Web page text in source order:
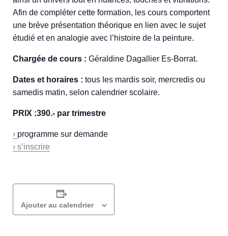
Afin de compléter cette formation, les cours comportent
une brève présentation théorique en lien avec le sujet
étudié et en analogie avec l’histoire de la peinture.
Chargée de cours : Géraldine Dagallier Es-Borrat.
Dates et horaires : tous les mardis soir, mercredis ou
samedis matin, selon calendrier scolaire.
PRIX :390.- par trimestre
› programme sur demande
› s’inscrire
Ajouter au calendrier